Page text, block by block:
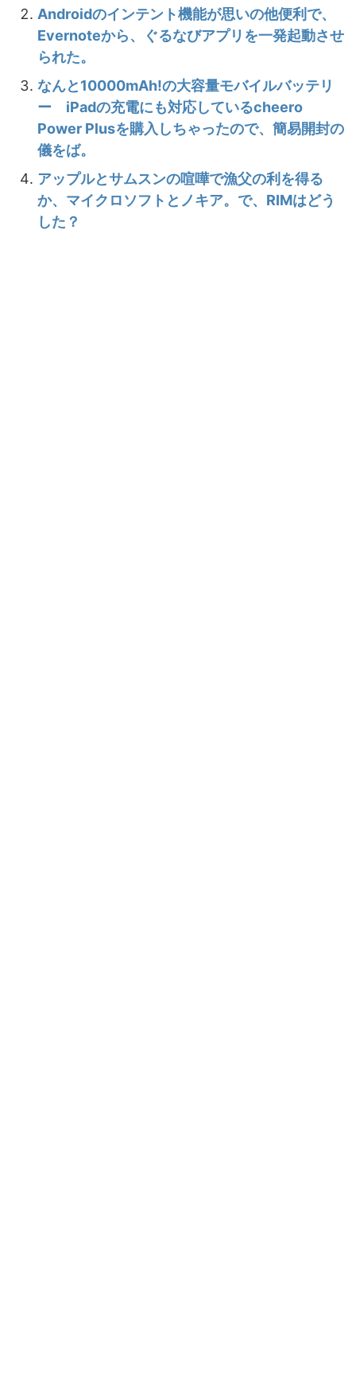
Androidのインテント機能が思いの他便利で、
Evernoteから、ぐるなびアプリを一発起動させ
られた。
なんと10000mAh!の大容量モバイルバッテリ
ー iPadの充電にも対応しているcheero
Power Plusを購入しちゃったので、簡易開封の
儀をば。
アップルとサムスンの喧嘩で漁父の利を得る
か、マイクロソフトとノキア。で、RIMはどう
した？